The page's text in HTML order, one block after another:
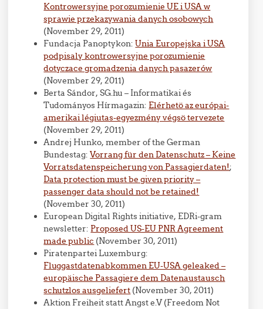
Kontrowersyjne porozumienie UE i USA w
sprawie przekazywania danych osobowych
(November 29, 2011)
Fundacja Panoptykon:Unia Europejska i USA
podpisaly kontrowersyjne porozumienie
dotyczace gromadzenia danych pasazerów
(November 29, 2011)
Berta Sándor, SG.hu – Informatikai és
Tudományos Hírmagazin: Elérhetö az európai-
amerikai légiutas-egyezmény végsö tervezete
(November 29, 2011)
Andrej Hunko, member of the German
Bundestag:Vorrang für den Datenschutz – Keine
Vorratsdatenspeicherung von Passagierdaten!;
Data protection must be given priority –
passenger data should not be retained!
(November 30, 2011)
European Digital Rights initiative, EDRi-gram
newsletter: Proposed US-EU PNR Agreement
made public (November 30, 2011)
Piratenpartei Luxemburg:
Fluggastdatenabkommen EU-USA geleaked –
europäische Passagiere dem Datenaustausch
schutzlos ausgeliefert (November 30, 2011)
Aktion Freiheit statt Angst e.V (Freedom Not